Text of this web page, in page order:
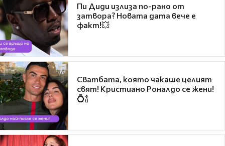
Пи Диди излиза по-рано от
затвора? Новата дата вече е
факт!💥
Сватбата, която чакаше целият
свят! Кристиано Роналдо се жени!
💍🍾